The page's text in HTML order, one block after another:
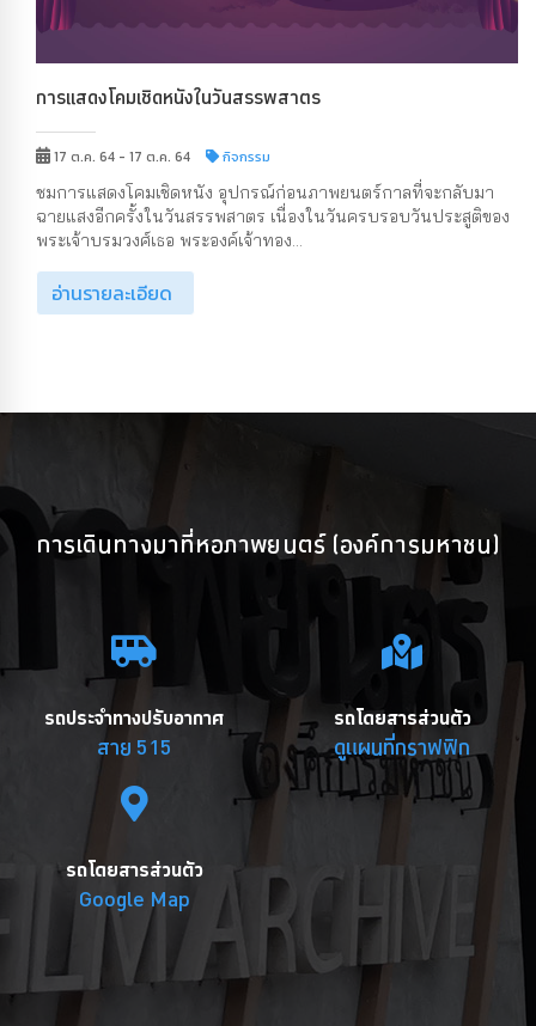
การแสดงโคมเชิดหนังในวันสรรพสาตร
17 ต.ค. 64 - 17 ต.ค. 64 กิจกรรม
ชมการแสดงโคมเชิดหนัง อุปกรณ์ก่อนภาพยนตร์กาลที่จะกลับมา
ฉายแสงอีกครั้งในวันสรรพสาตร เนื่องในวันครบรอบวันประสูติของ
พระเจ้าบรมวงศ์เธอ พระองค์เจ้าทอง...
อ่านรายละเอียด
การเดินทางมาที่หอภาพยนตร์ (องค์การมหาชน)
รถประจำทางปรับอากาศ
สาย 515
รถโดยสารส่วนตัว
ดูแผนที่กราฟฟิก
รถโดยสารส่วนตัว
Google Map